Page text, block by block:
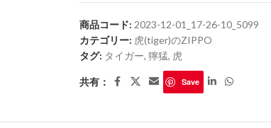
商品コード: 2023-12-01_17-26-10_5099
カテゴリー: 虎(tiger)のZIPPO
タグ: タイガー, 獰猛, 虎
共有： Save